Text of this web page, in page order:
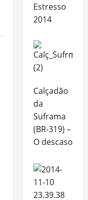
Estresso
2014
Calçadão
da
Suframa
(BR-319) –
O descaso